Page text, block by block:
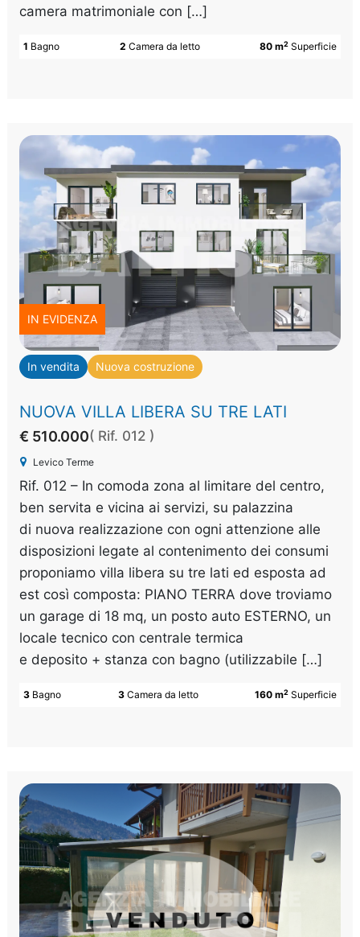
camera matrimoniale con […]
80 m2 Superficie
2 Camera da letto
1 Bagno
IN EVIDENZA
In vendita Nuova costruzione
NUOVA VILLA LIBERA SU TRE LATI
€ 510.000( Rif. 012 )
Levico Terme
Rif. 012 – In comoda zona al limitare del centro,
ben servita e vicina ai servizi, su palazzina
di nuova realizzazione con ogni attenzione alle
disposizioni legate al contenimento dei consumi
proponiamo villa libera su tre lati ed esposta ad
est così composta: PIANO TERRA dove troviamo
un garage di 18 mq, un posto auto ESTERNO, un
locale tecnico con centrale termica
e deposito + stanza con bagno (utilizzabile […]
160 m2 Superficie
3 Camera da letto
3 Bagno